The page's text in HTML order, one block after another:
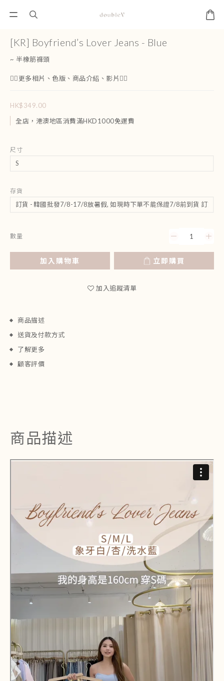
[KR] Boyfriend’s Lover Jeans - Blue
~ 半橡筋褲頭
👇🏻更多相片、色版、商品介紹、影片👇🏻
HK$349.00
全店，港澳地區消費滿HKD1000免運費
尺寸
存貨
數量
加入購物車 立即購買
加入追蹤清單
商品描述
送貨及付款方式
了解更多
顧客評價
商品描述